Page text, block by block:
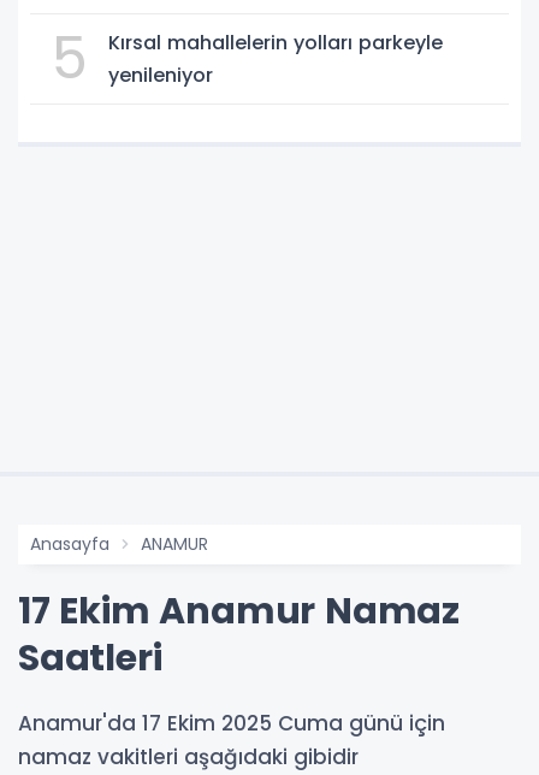
5
Kırsal mahallelerin yolları parkeyle
yenileniyor
Anasayfa ANAMUR
17 Ekim Anamur Namaz
Saatleri
Anamur'da 17 Ekim 2025 Cuma günü için
namaz vakitleri aşağıdaki gibidir